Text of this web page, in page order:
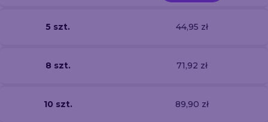
5 szt. 44,95 zł
8 szt. 71,92 zł
10 szt. 89,90 zł